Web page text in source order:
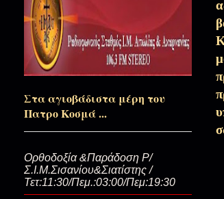
Πάντα
Της
Σκοτώστε τον
Στα αγιοβάδιστα μέρη του
Πατρο Κοσμά ...
Ορθοδοξία &Παράδοση Ρ/
Σ.Ι.Μ.Σισανίου&Σιατίστης /
Τετ:11:30/Πεμ.:03:00/Πεμ:19:30